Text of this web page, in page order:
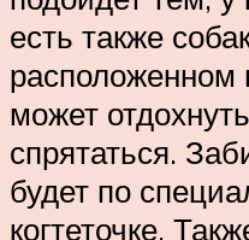
есть также
расположенном
может
спрятаться.
будет по
когтеточке.